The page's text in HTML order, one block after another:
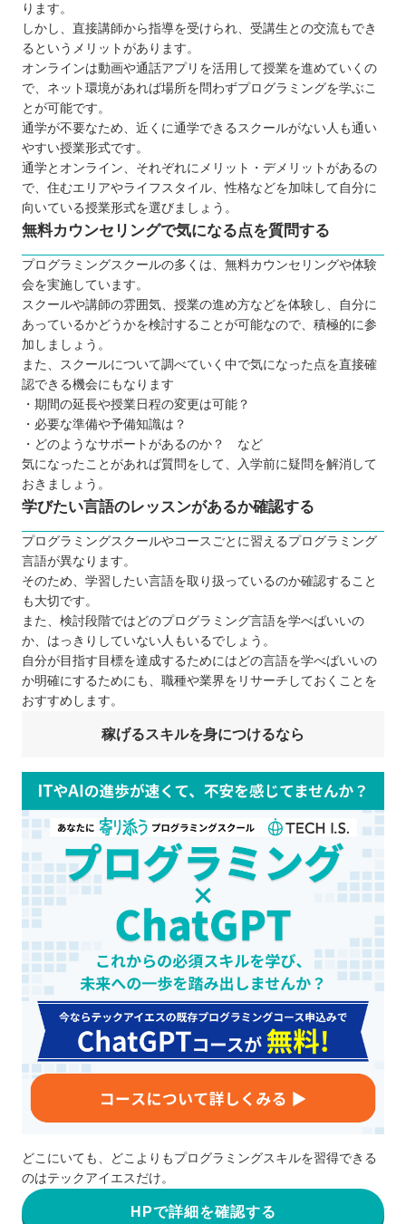
ります。
しかし、直接講師から指導を受けられ、受講生との交流もでき
るというメリットがあります。
オンラインは動画や通話アプリを活用して授業を進めていくの
で、ネット環境があれば場所を問わずプログラミングを学ぶこ
とが可能です。
通学が不要なため、近くに通学できるスクールがない人も通い
やすい授業形式です。
通学とオンライン、それぞれにメリット・デメリットがあるの
で、住むエリアやライフスタイル、性格などを加味して自分に
向いている授業形式を選びましょう。
無料カウンセリングで気になる点を質問する
プログラミングスクールの多くは、無料カウンセリングや体験
会を実施しています。
スクールや講師の雰囲気、授業の進め方などを体験し、自分に
あっているかどうかを検討することが可能なので、積極的に参
加しましょう。
また、スクールについて調べていく中で気になった点を直接確
認できる機会にもなります
・期間の延長や授業日程の変更は可能？
・必要な準備や予備知識は？
・どのようなサポートがあるのか？ など
気になったことがあれば質問をして、入学前に疑問を解消して
おきましょう。
学びたい言語のレッスンがあるか確認する
プログラミングスクールやコースごとに習えるプログラミング
言語が異なります。
そのため、学習したい言語を取り扱っているのか確認すること
も大切です。
また、検討段階ではどのプログラミング言語を学べばいいの
か、はっきりしていない人もいるでしょう。
自分が目指す目標を達成するためにはどの言語を学べばいいの
か明確にするためにも、職種や業界をリサーチしておくことを
おすすめします。
稼げるスキルを身につけるなら
どこにいても、どこよりもプログラミングスキルを習得できる
のはテックアイエスだけ。
HPで詳細を確認する